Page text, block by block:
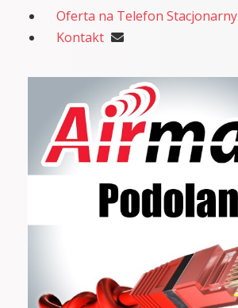
Oferta na Telefon Stacjonarny
Kontakt